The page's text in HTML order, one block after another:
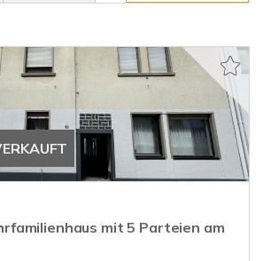
mit 5 Parteien am